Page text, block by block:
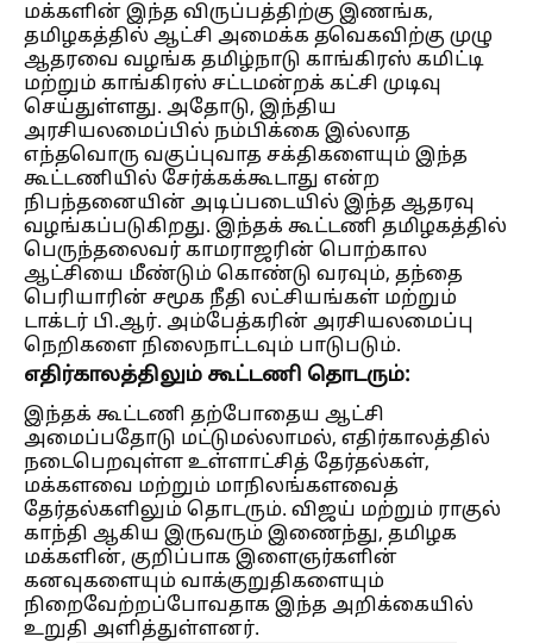
மக்களின் இந்த விருப்பத்திற்கு இணங்க,
தமிழகத்தில் ஆட்சி அமைக்க தவெகவிற்கு முழு
ஆதரவை வழங்க தமிழ்நாடு காங்கிரஸ் கமிட்டி
மற்றும் காங்கிரஸ் சட்டமன்றக் கட்சி முடிவு
செய்துள்ளது. அதோடு, இந்திய
அரசியலமைப்பில் நம்பிக்கை இல்லாத
எந்தவொரு வகுப்புவாத சக்திகளையும் இந்த
கூட்டணியில் சேர்க்கக்கூடாது என்ற
நிபந்தனையின் அடிப்படையில் இந்த ஆதரவு
வழங்கப்படுகிறது. இந்தக் கூட்டணி தமிழகத்தில்
பெருந்தலைவர் காமராஜரின் பொற்கால
ஆட்சியை மீண்டும் கொண்டு வரவும், தந்தை
பெரியாரின் சமூக நீதி லட்சியங்கள் மற்றும்
டாக்டர் பி.ஆர். அம்பேத்கரின் அரசியலமைப்பு
நெறிகளை நிலைநாட்டவும் பாடுபடும்.
எதிர்காலத்திலும் கூட்டணி தொடரும்:
இந்தக் கூட்டணி தற்போதைய ஆட்சி
அமைப்பதோடு மட்டுமல்லாமல், எதிர்காலத்தில்
நடைபெறவுள்ள உள்ளாட்சித் தேர்தல்கள்,
மக்களவை மற்றும் மாநிலங்களவைத்
தேர்தல்களிலும் தொடரும். விஜய் மற்றும் ராகுல்
காந்தி ஆகிய இருவரும் இணைந்து, தமிழக
மக்களின், குறிப்பாக இளைஞர்களின்
கனவுகளையும் வாக்குறுதிகளையும்
நிறைவேற்றப்போவதாக இந்த அறிக்கையில்
உறுதி அளித்துள்ளனர்.